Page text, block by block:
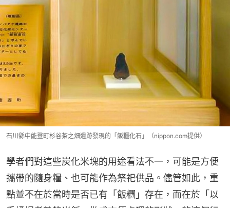
石川縣中能登町杉谷茶之畑遺跡發現的「飯糰化石」（nippon.com提供）
學者們對這些炭化米塊的用途看法不一，可能是方便
攜帶的隨身糧、也可能作為祭祀供品。儘管如此，重
點並不在於當時是否已有「飯糰」存在，而在於「以